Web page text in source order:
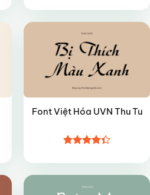
hạng4.85
5 sao
Font Việt Hóa UVN Thu Tu
hạng4.35
5 sao